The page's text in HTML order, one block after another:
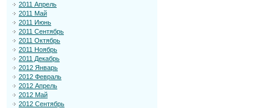
2011 Апрель
2011 Май
2011 Июнь
2011 Сентябрь
2011 Октябрь
2011 Ноябрь
2011 Декабрь
2012 Январь
2012 Февраль
2012 Апрель
2012 Май
2012 Сентябрь